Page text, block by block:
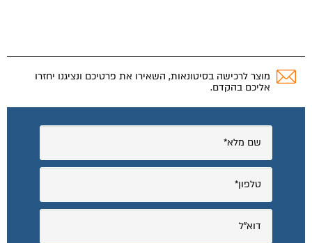
מוצר לרכישה בסיטונאות, השאירו את פרטיכם ונציגנו יחזרו
אליכם בהקדם.